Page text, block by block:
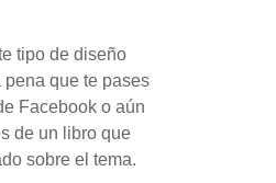
tipo de diseño
que te pases
Facebook o aún
de un libro que
sobre el tema.